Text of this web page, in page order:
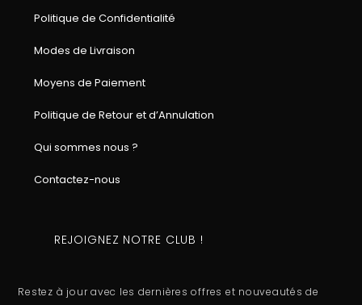
Politique de Confidentialité
Modes de Livraison
Moyens de Paiement
Politique de Retour et d’Annulation
Qui sommes nous ?
Contactez-nous
REJOIGNEZ NOTRE CLUB !
Restez à jour avec les dernières offres et nouveautés de